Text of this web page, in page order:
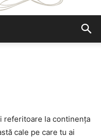
referitoare la continenţa
cale pe care tu ai